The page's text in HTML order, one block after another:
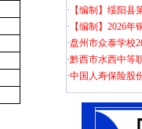
· 【编制】绥阳县
· 【编制】2026
·盘州市众泰学校
·黔西市水西中等
·中国人寿保险股